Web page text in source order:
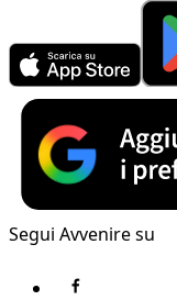
Segui Avvenire su